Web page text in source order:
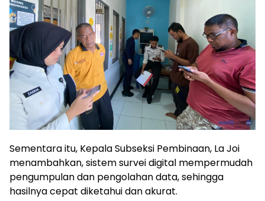
Sementara itu, Kepala Subseksi Pembinaan, La Joi
menambahkan, sistem survei digital mempermudah
pengumpulan dan pengolahan data, sehingga
hasilnya cepat diketahui dan akurat.